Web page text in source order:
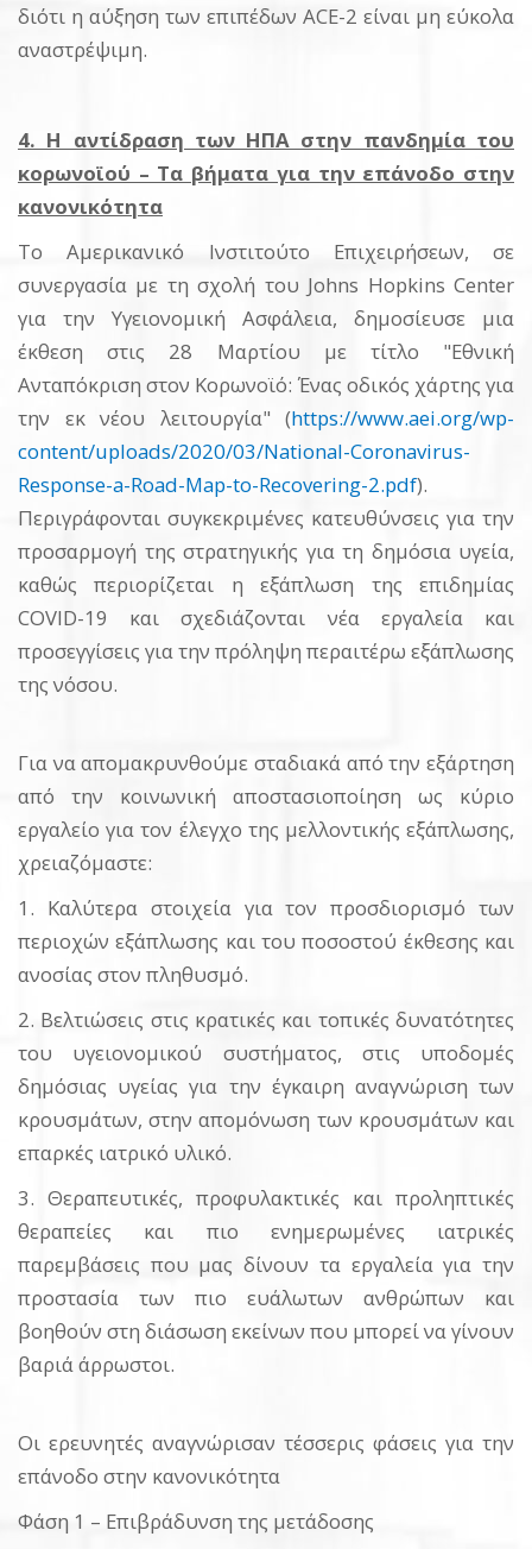
διότι η αύξηση των επιπέδων ACE-2 είναι μη εύκολα
αναστρέψιμη.
4. Η αντίδραση των ΗΠΑ στην πανδημία του
κορωνοϊού – Τα βήματα για την επάνοδο στην
κανονικότητα
Το Αμερικανικό Ινστιτούτο Επιχειρήσεων, σε
συνεργασία με τη σχολή του Johns Hopkins Center
για την Υγειονομική Ασφάλεια, δημοσίευσε μια
έκθεση στις 28 Μαρτίου με τίτλο "Εθνική
Ανταπόκριση στον Κορωνοϊό: Ένας οδικός χάρτης για
την εκ νέου λειτουργία" (https://www.aei.org/wp-
content/uploads/2020/03/National-Coronavirus-
Response-a-Road-Map-to-Recovering-2.pdf).
Περιγράφονται συγκεκριμένες κατευθύνσεις για την
προσαρμογή της στρατηγικής για τη δημόσια υγεία,
καθώς περιορίζεται η εξάπλωση της επιδημίας
COVID-19 και σχεδιάζονται νέα εργαλεία και
προσεγγίσεις για την πρόληψη περαιτέρω εξάπλωσης
της νόσου.
Για να απομακρυνθούμε σταδιακά από την εξάρτηση
από την κοινωνική αποστασιοποίηση ως κύριο
εργαλείο για τον έλεγχο της μελλοντικής εξάπλωσης,
χρειαζόμαστε:
1. Καλύτερα στοιχεία για τον προσδιορισμό των
περιοχών εξάπλωσης και του ποσοστού έκθεσης και
ανοσίας στον πληθυσμό.
2. Βελτιώσεις στις κρατικές και τοπικές δυνατότητες
του υγειονομικού συστήματος, στις υποδομές
δημόσιας υγείας για την έγκαιρη αναγνώριση των
κρουσμάτων, στην απομόνωση των κρουσμάτων και
επαρκές ιατρικό υλικό.
3. Θεραπευτικές, προφυλακτικές και προληπτικές
θεραπείες και πιο ενημερωμένες ιατρικές
παρεμβάσεις που μας δίνουν τα εργαλεία για την
προστασία των πιο ευάλωτων ανθρώπων και
βοηθούν στη διάσωση εκείνων που μπορεί να γίνουν
βαριά άρρωστοι.
Οι ερευνητές αναγνώρισαν τέσσερις φάσεις για την
επάνοδο στην κανονικότητα
Φάση 1 – Επιβράδυνση της μετάδοσης